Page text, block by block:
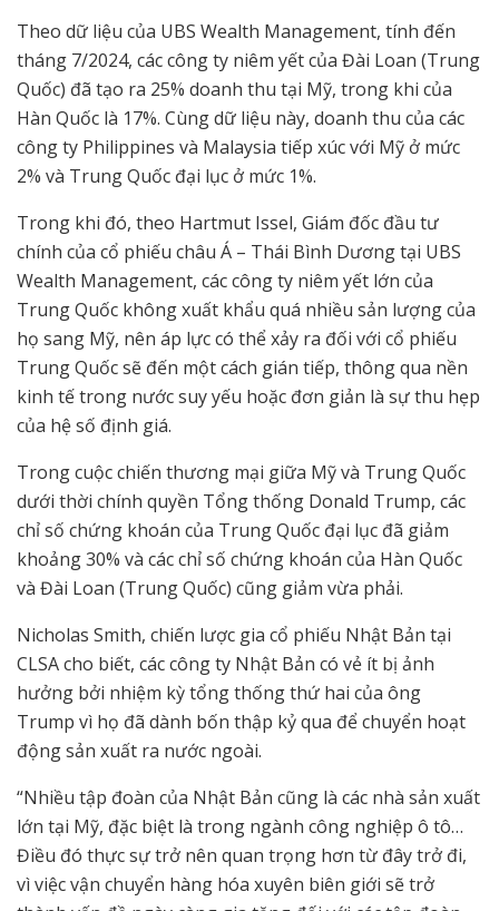
Theo dữ liệu của UBS Wealth Management, tính đến
tháng 7/2024, các công ty niêm yết của Đài Loan (Trung
Quốc) đã tạo ra 25% doanh thu tại Mỹ, trong khi của
Hàn Quốc là 17%. Cùng dữ liệu này, doanh thu của các
công ty Philippines và Malaysia tiếp xúc với Mỹ ở mức
2% và Trung Quốc đại lục ở mức 1%.
Trong khi đó, theo Hartmut Issel, Giám đốc đầu tư
chính của cổ phiếu châu Á – Thái Bình Dương tại UBS
Wealth Management, các công ty niêm yết lớn của
Trung Quốc không xuất khẩu quá nhiều sản lượng của
họ sang Mỹ, nên áp lực có thể xảy ra đối với cổ phiếu
Trung Quốc sẽ đến một cách gián tiếp, thông qua nền
kinh tế trong nước suy yếu hoặc đơn giản là sự thu hẹp
của hệ số định giá.
Trong cuộc chiến thương mại giữa Mỹ và Trung Quốc
dưới thời chính quyền Tổng thống Donald Trump, các
chỉ số chứng khoán của Trung Quốc đại lục đã giảm
khoảng 30% và các chỉ số chứng khoán của Hàn Quốc
và Đài Loan (Trung Quốc) cũng giảm vừa phải.
Nicholas Smith, chiến lược gia cổ phiếu Nhật Bản tại
CLSA cho biết, các công ty Nhật Bản có vẻ ít bị ảnh
hưởng bởi nhiệm kỳ tổng thống thứ hai của ông
Trump vì họ đã dành bốn thập kỷ qua để chuyển hoạt
động sản xuất ra nước ngoài.
“Nhiều tập đoàn của Nhật Bản cũng là các nhà sản xuất
lớn tại Mỹ, đặc biệt là trong ngành công nghiệp ô tô…
Điều đó thực sự trở nên quan trọng hơn từ đây trở đi,
vì việc vận chuyển hàng hóa xuyên biên giới sẽ trở